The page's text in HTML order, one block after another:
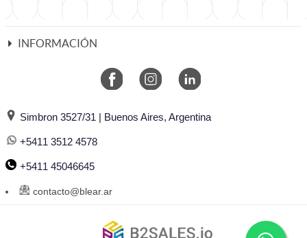
INFORMACIÓN
Simbron 3527/31 | Buenos Aires, Argentina
+5411 3512 4578
+5411 45046645
contacto@blear.ar